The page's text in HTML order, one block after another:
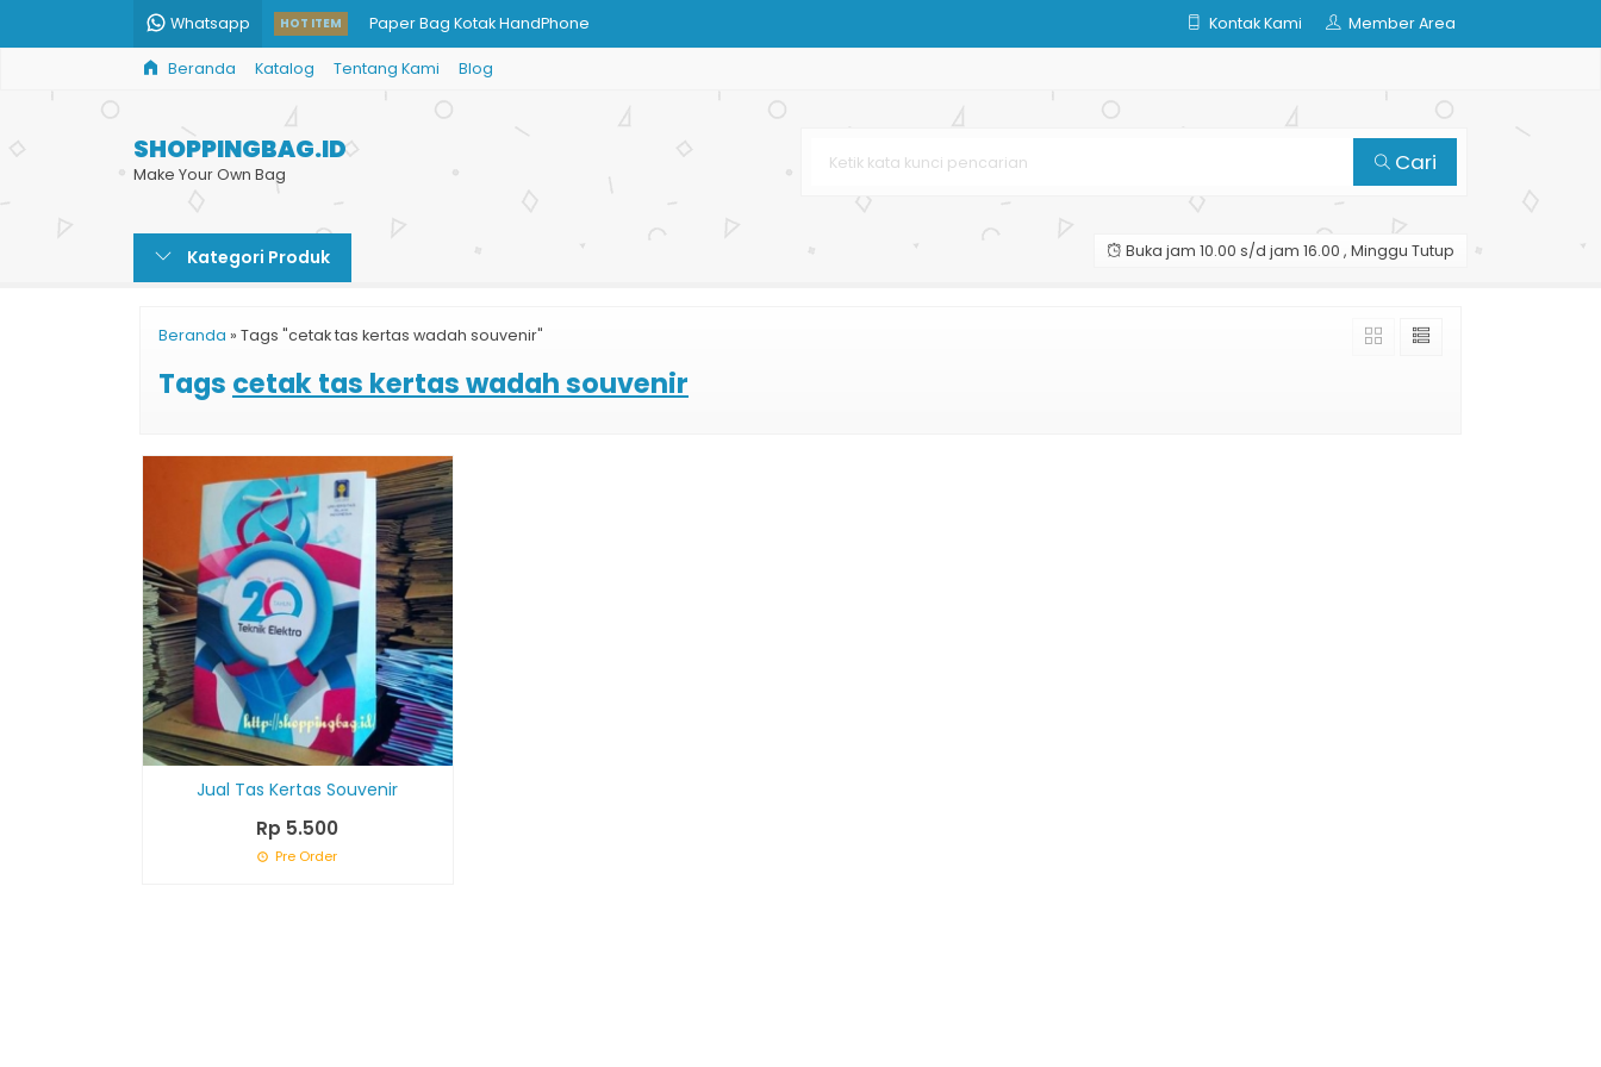
Whatsapp HOT ITEM Paper Bag Kotak HandPhone
Custom Paper Bag Coklat
Souvenir Pernikahan Tas Kertas
Paper Bag untuk Souvenir
Paper Bag Custom Jakarta
Kontak Kami Member Area
Beranda Katalog Tentang Kami Blog
SHOPPINGBAG.ID
Make Your Own Bag Cari
Kategori Produk Buka jam 10.00 s/d jam 16.00 , Minggu Tutup
Beranda » Tags "cetak tas kertas wadah souvenir"
Tags cetak tas kertas wadah souvenir
Jual Tas Kertas Souvenir
Rp 5.500
Pre Order